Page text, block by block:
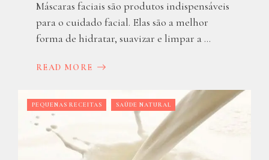
Máscaras faciais são produtos indispensáveis
para o cuidado facial. Elas são a melhor
forma de hidratar, suavizar e limpar a ...
READ MORE
PEQUENAS RECEITAS SAÚDE NATURAL